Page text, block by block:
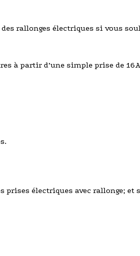
rallonges électriques si vous
à partir d’une simple prise de
électriques avec rallonge;